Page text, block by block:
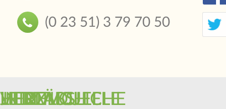
(0 23 51) 3 79 70 50
HERZLICH
INDIVIDUELLE
JETZT
LIEBEVOLLE
VERLÄSSLICHE